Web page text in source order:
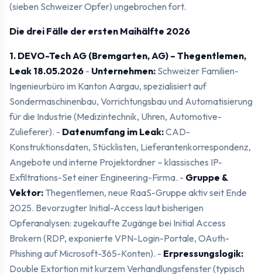
(sieben Schweizer Opfer) ungebrochen fort.
Die drei Fälle der ersten Maihälfte 2026
1. DEVO-Tech AG (Bremgarten, AG) – Thegentlemen,
Leak 18.05.2026 - Unternehmen: Schweizer Familien-
Ingenieurbüro im Kanton Aargau, spezialisiert auf
Sondermaschinenbau, Vorrichtungsbau und Automatisierung
für die Industrie (Medizintechnik, Uhren, Automotive-
Zulieferer). - Datenumfang im Leak:CAD-
Konstruktionsdaten, Stücklisten, Lieferantenkorrespondenz,
Angebote und interne Projektordner – klassisches IP-
Exfiltrations-Set einer Engineering-Firma. - Gruppe &
Vektor: Thegentlemen, neue RaaS-Gruppe aktiv seit Ende
2025. Bevorzugter Initial-Access laut bisherigen
Opferanalysen: zugekaufte Zugänge bei Initial Access
Brokern (RDP, exponierte VPN-Login-Portale, OAuth-
Phishing auf Microsoft-365-Konten). - Erpressungslogik:
Double Extortion mit kurzem Verhandlungsfenster (typisch